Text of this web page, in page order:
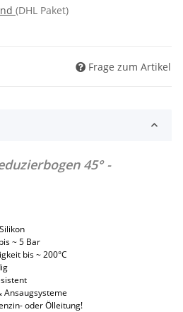
(DHL Paket)
Frage zum Artikel
45° -
~ 5 Bar
bis ~ 200°C
Ansaugsysteme
oder Ölleitung!